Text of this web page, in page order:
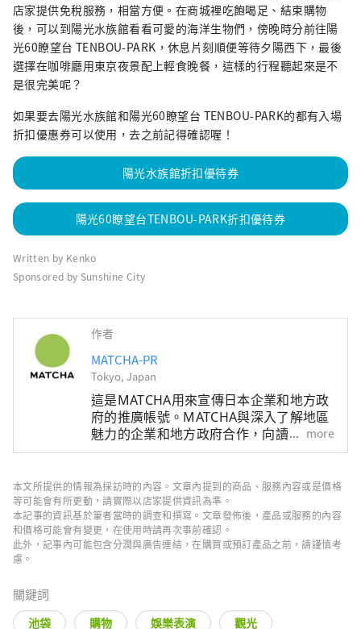
店家提供免稅服務，相當方便。在商城裡吃飽喝足、結束購物
後，可以到陽光水族館看看可愛的海洋生物們，傍晚時分前往陽
光60瞭望台 TENBOU-PARK，休息片刻順便等待夕陽西下，最後
選擇在咖啡廳用東京夜景配上輕食晚餐，這樣的行程聽起來是不
是很完美呢？
如果要去陽光水族館和陽光60瞭望台 TENBOU-PARK的都有入場
折扣優惠券可以使用，去之前記得確認喔！
陽光水族館折扣優待券
陽光60瞭望台TENBOU-PARK折扣優待券
Written by Kenko
Sponsored by Sunshine City
作者
MATCHA-PR
Tokyo, Japan
這是MATCHA用來宣傳日本企業和地方政
府的推廣帳號。MATCHA與深入了解地區
魅力的企業和地方政府合作，向讀者介紹
日本尚未被發現的魅力！同時我們也根據
訊撰寫文章。
more
本文所提供的情報為採訪時的內容。文章內提到的商品、服務內容或是價格
等可能會有所更動，請實際以店家提供資訊為準。
本記事的資訊基於筆者當時的調查和撰寫。文章發佈後，產品或服務的內容
和價格可能會有變更，在使用時請再次事前確認。
此外，記事內可能包含分潤與廣告連結，在購買或預訂產品之前，請謹慎考
慮。
關鍵詞
池袋 購物 娛樂表演
觀光